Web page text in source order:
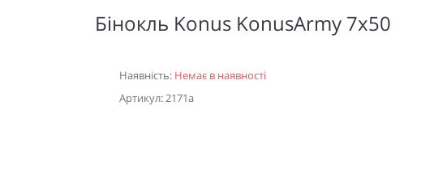
Бінокль Konus KonusArmy 7x50
Наявність: Немає в наявності
Артикул: 2171a